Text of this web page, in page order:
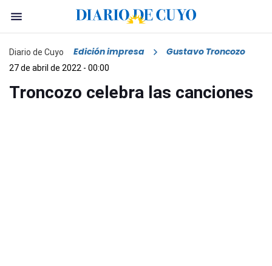
Diario de Cuyo Edición impresa Gustavo Troncozo
27 de abril de 2022 - 00:00
Troncozo celebra las canciones